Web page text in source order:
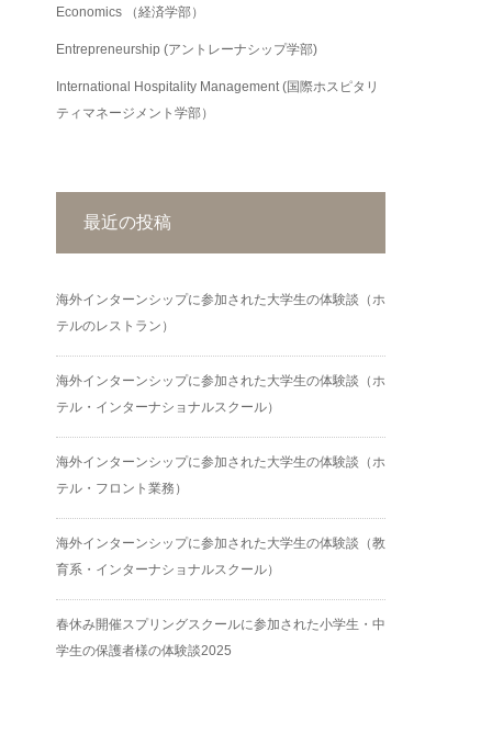
Economics （経済学部）
Entrepreneurship (アントレーナシップ学部)
International Hospitality Management (国際ホスピタリ
ティマネージメント学部）
最近の投稿
海外インターンシップに参加された大学生の体験談（ホ
テルのレストラン）
海外インターンシップに参加された大学生の体験談（ホ
テル・インターナショナルスクール）
海外インターンシップに参加された大学生の体験談（ホ
テル・フロント業務）
海外インターンシップに参加された大学生の体験談（教
育系・インターナショナルスクール）
春休み開催スプリングスクールに参加された小学生・中
学生の保護者様の体験談2025